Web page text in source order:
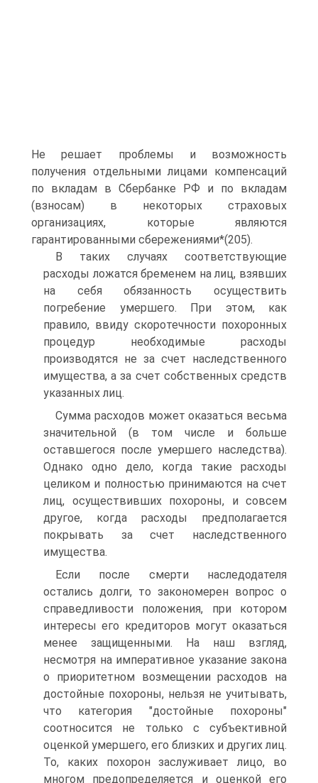
Не решает проблемы и возможность
получения отдельными лицами компенсаций
по вкладам в Сбербанке РФ и по вкладам
(взносам) в некоторых страховых
организациях, которые являются
гарантированными сбережениями*(205).
В таких случаях соответствующие
расходы ложатся бременем на лиц, взявших
на себя обязанность осуществить
погребение умершего. При этом, как
правило, ввиду скоротечности похоронных
процедур необходимые расходы
производятся не за счет наследственного
имущества, а за счет собственных средств
указанных лиц.
Сумма расходов может оказаться весьма
значительной (в том числе и больше
оставшегося после умершего наследства).
Однако одно дело, когда такие расходы
целиком и полностью принимаются на счет
лиц, осуществивших похороны, и совсем
другое, когда расходы предполагается
покрывать за счет наследственного
имущества.
Если после смерти наследодателя
остались долги, то закономерен вопрос о
справедливости положения, при котором
интересы его кредиторов могут оказаться
менее защищенными. На наш взгляд,
несмотря на императивное указание закона
о приоритетном возмещении расходов на
достойные похороны, нельзя не учитывать,
что категория "достойные похороны"
соотносится не только с субъективной
оценкой умершего, его близких и других лиц.
То, каких похорон заслуживает лицо, во
многом предопределяется и оценкой его